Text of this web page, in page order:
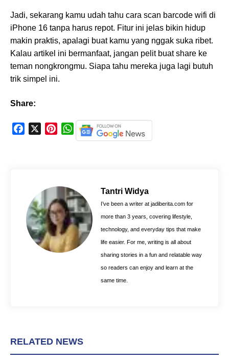
Jadi, sekarang kamu udah tahu cara scan barcode wifi di
iPhone 16 tanpa harus repot. Fitur ini jelas bikin hidup
makin praktis, apalagi buat kamu yang nggak suka ribet.
Kalau artikel ini bermanfaat, jangan pelit buat share ke
teman nongkrongmu. Siapa tahu mereka juga lagi butuh
trik simpel ini.
Share:
k
e
s
t
W
h
A
p
p
Tantri Widya
I’ve been a writer at jadiberita.com for
more than 3 years, covering lifestyle,
technology, and everyday tips that make
life easier. For me, writing is all about
sharing stories in a fun and relatable way
so readers can enjoy and learn at the
same time.
RELATED NEWS